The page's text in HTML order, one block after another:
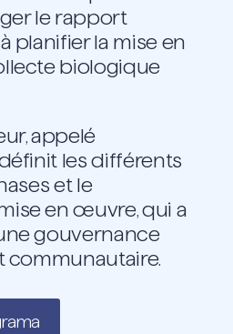
le rapport
planifier la mise en
biologique
appelé
définit les différents
et le
en œuvre, qui a
gouvernance
communautaire.